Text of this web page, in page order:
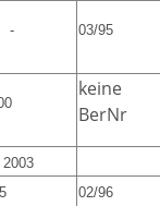
- 03/95
keine
BerNr
02/96